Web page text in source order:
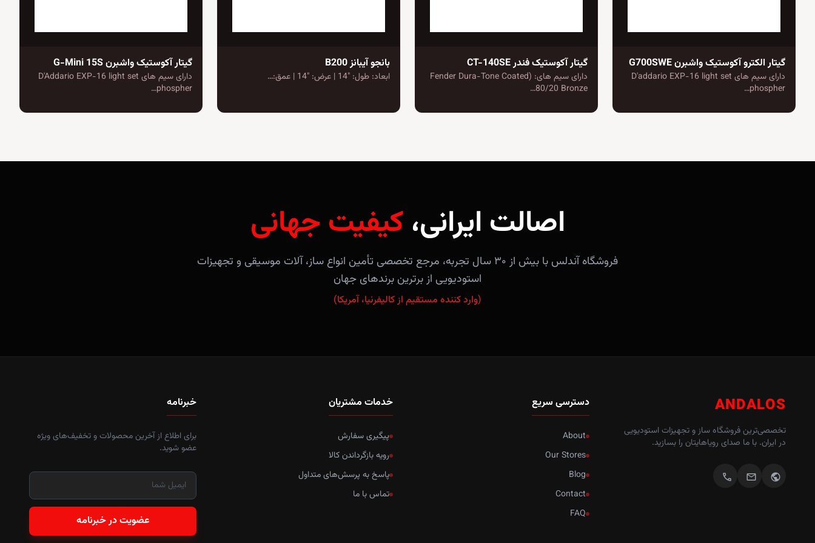
گیتار الکترو آکوستیک واشبرن G700SWE
دارای سیم های D'addario EXP-16 light set
phospher…
گیتار آکوستیک فندر CT-140SE
دارای سیم های: (Fender Dura-Tone Coated
80/20 Bronze…
بانجو آیبانز B200
ابعاد: طول: "14 | عرض: "14 | عمق:…
گیتار آکوستیک واشبرن G-Mini 15S
دارای سیم های D'Addario EXP-16 light set
phospher…
اصالت ایرانی، کیفیت جهانی
فروشگاه آندلس با بیش از ۳۰ سال تجربه، مرجع تخصصی تأمین انواع ساز، آلات موسیقی و تجهیزات
استودیویی از برترین برندهای جهان
(وارد کننده مستقیم از کالیفرنیا، آمریکا)
ANDALOS
تخصصی‌ترین فروشگاه ساز و تجهیزات استودیویی
در ایران. با ما صدای رویاهایتان را بسازید.
public
mail
call
دسترسی سریع
About
Our Stores
Blog
Contact
FAQ
خدمات مشتریان
پیگیری سفارش
رویه بازگرداندن کالا
پاسخ به پرسش‌های متداول
تماس با ما
خبرنامه
برای اطلاع از آخرین محصولات و تخفیف‌های ویژه
عضو شوید.
عضویت در خبرنامه